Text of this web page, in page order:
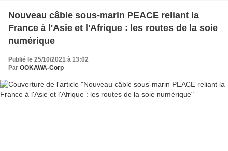
Nouveau câble sous-marin PEACE reliant la
France à l'Asie et l'Afrique : les routes de la soie
numérique
Publié le 25/10/2021 à 13:02
Par OOKAWA-Corp